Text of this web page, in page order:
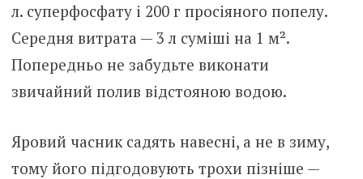
л. суперфосфату і 200 г просіяного попелу.
Середня витрата — 3 л суміші на 1 м².
Попередньо не забудьте виконати
звичайний полив відстояною водою.
Яровий часник садять навесні, а не в зиму,
тому його підгодовують трохи пізніше —